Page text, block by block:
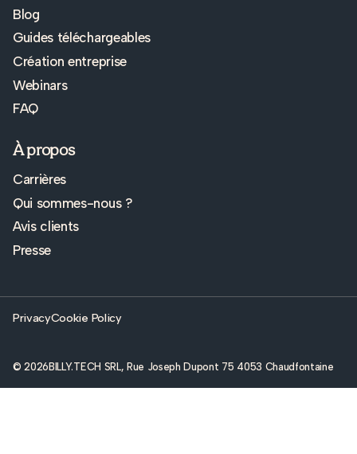
Blog
Guides téléchargeables
Création entreprise
Webinars
FAQ
À propos
Carrières
Qui sommes-nous ?
Avis clients
Presse
© 2026BILLY.TECH SRL, Rue Joseph Dupont 75 4053 Chaudfontaine
PrivacyCookie Policy